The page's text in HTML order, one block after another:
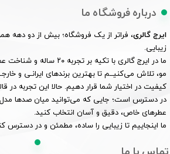
درباره فروشگاه ما
ایرج گالری، فراتر از یک فروشگاه؛ بیش از دو دهه
زیبایی.
ما در ایرج گالری با تکیه بر
مو، تلاش می‌کنیــم تا بهترین برندهای ایرانـی و
کیفیت در اختیار شما قرار دهیم. حالا این تجربه در
در دسترس است؛ جایی که می‌توانید میان صدها مدل
عطرهای خاص، دقیق و آسان انتخاب کنید.
ما اینجاییم تا زیبایی را ساده، مطمئن و در دسترس